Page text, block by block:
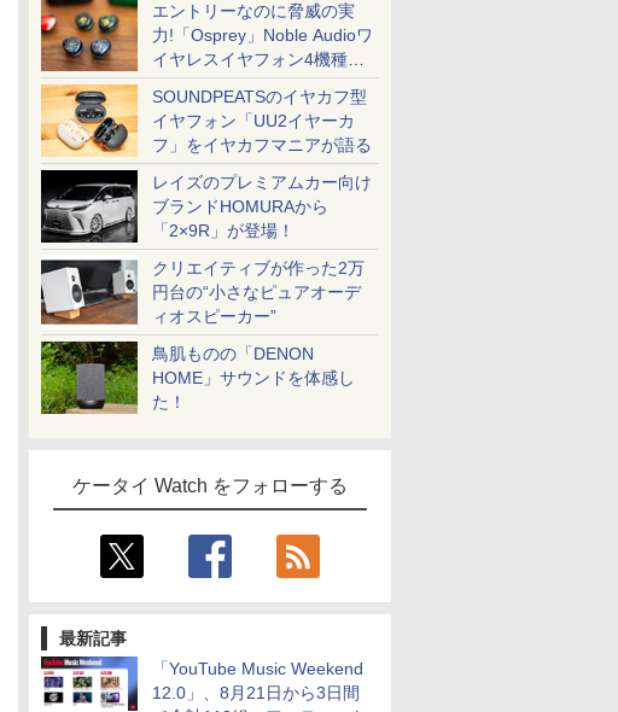
エントリーなのに脅威の実
力!「Osprey」Noble Audioワ
イヤレスイヤフォン4機種を
一気に聴く
SOUNDPEATSのイヤカフ型
イヤフォン「UU2イヤーカ
フ」をイヤカフマニアが語る
レイズのプレミアムカー向け
ブランドHOMURAから
「2×9R」が登場！
クリエイティブが作った2万
円台の“小さなピュアオーデ
ィオスピーカー”
鳥肌ものの「DENON
HOME」サウンドを体感し
た！
ケータイ Watch をフォローする
最新記事
「YouTube Music Weekend
12.0」、8月21日から3日間